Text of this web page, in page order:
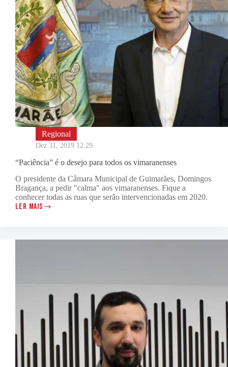
Regional
Dez 31, 2019 12:29
“Paciência” é o desejo para todos os vimaranenses
O presidente da Câmara Municipal de Guimarães, Domingos
Bragança, a pedir "calma" aos vimaranenses. Fique a
conhecer todas as ruas que serão intervencionadas em 2020.
LER MAIS
“PACIÊNCIA”
DESEJO